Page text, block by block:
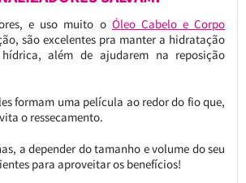
e uso muito o Óleo Cabelo e Corpo
são excelentes pra manter a hidratação
além de ajudarem na reposição
formam uma película ao redor do fio que,
o ressecamento.
a depender do tamanho e volume do seu
para aproveitar os benefícios!